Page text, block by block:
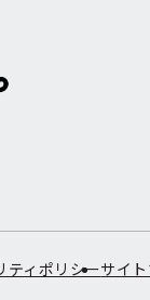
ティポリシーサイ